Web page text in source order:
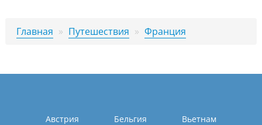
Главная » Путешествия » Франция
Австрия Бельгия Вьетнам